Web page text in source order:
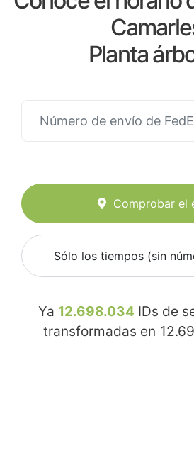
Planta
Comprobar el
Sólo los tiempos (sin
Ya 12.698.034 IDs de
transformadas en